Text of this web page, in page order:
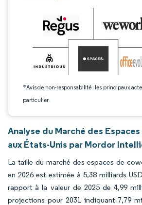
*Avis de non-responsabilité : les principaux
particulier
Analyse du Marché des
aux États-Unis par Mordor
La taille du marché des espaces de
en 2026 est estimée à 5,38 milliards
rapport à la valeur de 2025 de 4,99
projections pour 2031 indiquant 7,79